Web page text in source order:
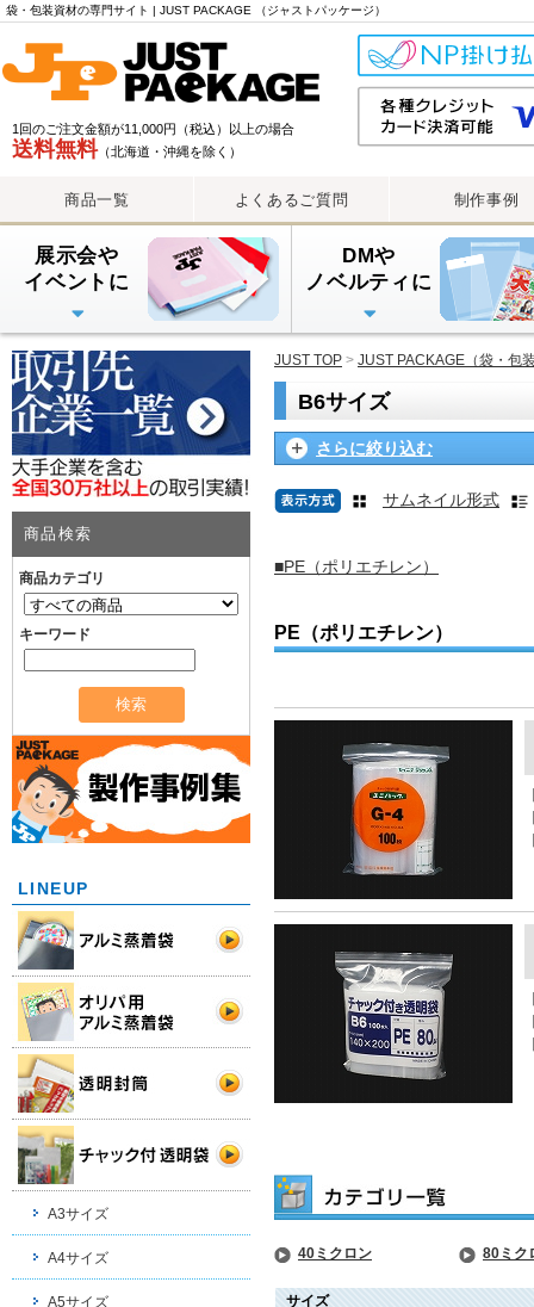
袋・包装資材の専門サイト | JUST PACKAGE （ジャストパッケージ）
1回のご注文金額が11,000円（税込）以上の場合
送料無料（北海道・沖縄を除く）
商品一覧 よくあるご質問 制作事例
展示会や
イベントに
PE手提げバッグ
OPP・PP手提げ袋
紙袋
PEレジ袋
DMや
ノベルティに
透明封筒
透明封筒印刷（大ロット
透明封筒印刷（小ロット
アルミ蒸着袋
JUST TOP > JUST PACKAGE（袋・包
B6サイズ
さらに絞り込む
サムネイル形式
■PE（ポリエチレン）
PE（ポリエチレン）
カ
ゴ
リ
覧
40ミクロン 80ミク
サイズ
商品検索
商品カテゴリ
キーワード
LINEUP
A3サイズ
A4サイズ
A5サイズ